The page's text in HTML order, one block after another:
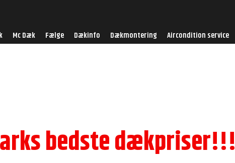
Mc Dæk Fælge Dækinfo Dækmontering Aircondition service
bedste dækpriser!!!